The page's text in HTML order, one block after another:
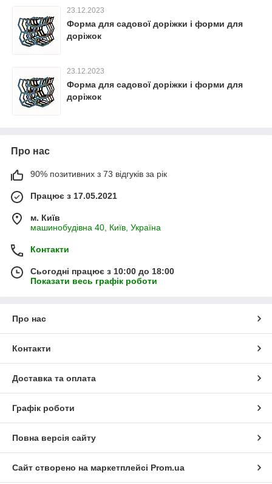
23.12.2023
Форма для садової доріжки і форми для
доріжок
23.12.2023
Форма для садової доріжки і форми для
доріжок
Про нас
90% позитивних з 73 відгуків за рік
Працює з 17.05.2021
м. Київ
машинобудівна 40, Київ, Україна
Контакти
Сьогодні працює з 10:00 до 18:00
Показати весь графік роботи
Про нас
Контакти
Доставка та оплата
Графік роботи
Повна версія сайту
Сайт створено на маркетплейсі Prom.ua